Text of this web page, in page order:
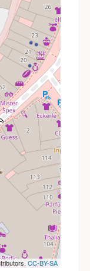
CC-BY-SA